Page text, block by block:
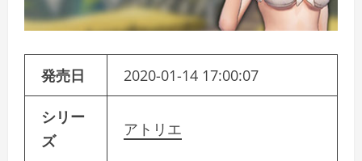
発売日 2020-01-14 17:00:07
シリー
ズ
アトリエ